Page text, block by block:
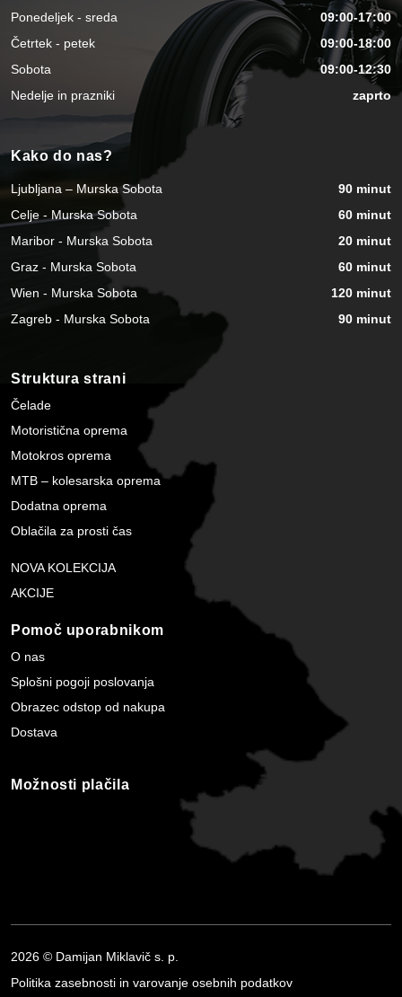
Ponedeljek - sreda
09:00-17:00
Četrtek - petek
09:00-18:00
Sobota
09:00-12:30
Nedelje in prazniki
zaprto
Kako do nas?
Ljubljana – Murska Sobota
90 minut
Celje - Murska Sobota
60 minut
Maribor - Murska Sobota
20 minut
Graz - Murska Sobota
60 minut
Wien - Murska Sobota
120 minut
Zagreb - Murska Sobota
90 minut
Struktura strani
Čelade
Motoristična oprema
Motokros oprema
MTB – kolesarska oprema
Dodatna oprema
Oblačila za prosti čas
NOVA KOLEKCIJA
AKCIJE
Pomoč uporabnikom
O nas
Splošni pogoji poslovanja
Obrazec odstop od nakupa
Dostava
Možnosti plačila
2026 © Damijan Miklavič s. p.
Politika zasebnosti in varovanje osebnih podatkov